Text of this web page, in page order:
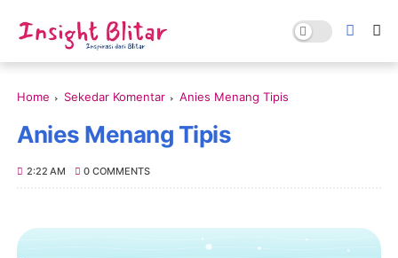
Home Sekedar Komentar Anies Menang Tipis
Anies Menang Tipis
2:22 AM 0 COMMENTS